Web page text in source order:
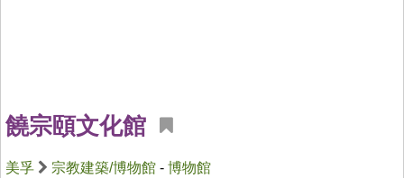
饒宗頤文化館
美孚 宗教建築/博物館 - 博物館